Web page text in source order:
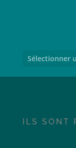
Sélectionner
ILS SONT